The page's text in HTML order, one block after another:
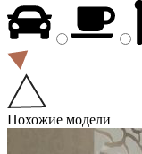
Похожие модели